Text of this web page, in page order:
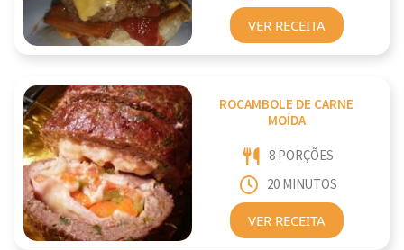
VER RECEITA
ROCAMBOLE DE CARNE
MOÍDA
8 PORÇÕES
20 MINUTOS
VER RECEITA